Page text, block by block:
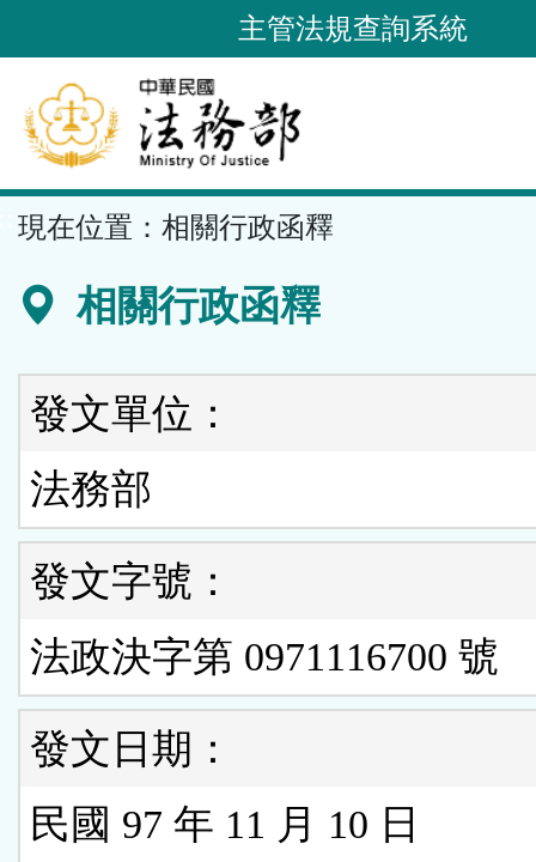
到
要
內
容
區
主管法規查詢系統
現在位置： 相關行政函釋
相關行政函釋
發文單位：
法務部
發文字號：
法政決字第 0971116700 號
發文日期：
民國 97 年 11 月 10 日